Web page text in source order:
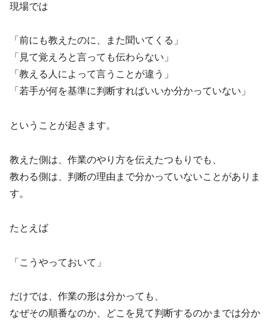
現場では
「前にも教えたのに、また聞いてくる」
「見て覚えろと言っても伝わらない」
「教える人によって言うことが違う」
「若手が何を基準に判断すればいいか分かっていない」
ということが起きます。
教えた側は、作業のやり方を伝えたつもりでも、
教わる側は、判断の理由まで分かっていないことがありま
す。
たとえば
「こうやっておいて」
だけでは、作業の形は分かっても、
なぜその順番なのか、どこを見て判断するのかまでは分か